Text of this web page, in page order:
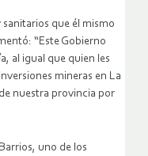
que él mismo
“Este Gobierno
al igual que quien les
mineras en La
nuestra provincia por
uno de los